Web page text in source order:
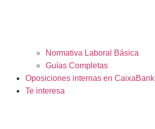
Normativa Laboral Básica
Guías Completas
Oposiciones internas en CaixaBank
Te interesa